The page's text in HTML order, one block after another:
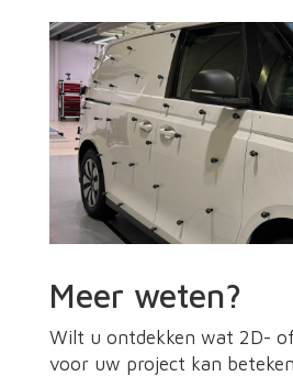
Meer weten?
Wilt u ontdekken wat 2D- of
voor uw project kan